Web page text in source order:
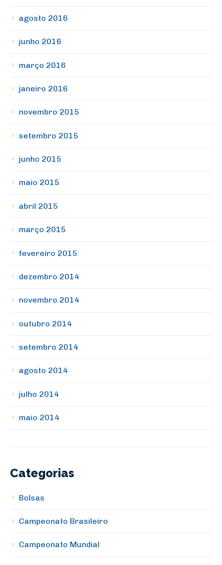
agosto 2016
junho 2016
março 2016
janeiro 2016
novembro 2015
setembro 2015
junho 2015
maio 2015
abril 2015
março 2015
fevereiro 2015
dezembro 2014
novembro 2014
outubro 2014
setembro 2014
agosto 2014
julho 2014
maio 2014
Categorias
Bolsas
Campeonato Brasileiro
Campeonato Mundial